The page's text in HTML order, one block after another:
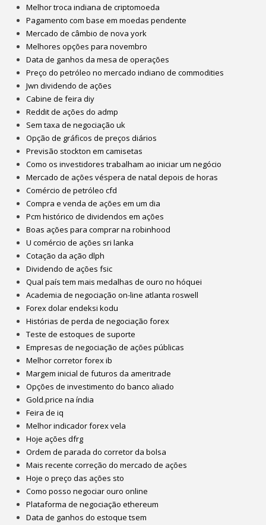
Melhor troca indiana de criptomoeda
Pagamento com base em moedas pendente
Mercado de câmbio de nova york
Melhores opções para novembro
Data de ganhos da mesa de operações
Preço do petróleo no mercado indiano de commodities
Jwn dividendo de ações
Cabine de feira diy
Reddit de ações do admp
Sem taxa de negociação uk
Opção de gráficos de preços diários
Previsão stockton em camisetas
Como os investidores trabalham ao iniciar um negócio
Mercado de ações véspera de natal depois de horas
Comércio de petróleo cfd
Compra e venda de ações em um dia
Pcm histórico de dividendos em ações
Boas ações para comprar na robinhood
U comércio de ações sri lanka
Cotação da ação dlph
Dividendo de ações fsic
Qual país tem mais medalhas de ouro no hóquei
Academia de negociação on-line atlanta roswell
Forex dolar endeksi kodu
Histórias de perda de negociação forex
Teste de estoques de suporte
Empresas de negociação de ações públicas
Melhor corretor forex ib
Margem inicial de futuros da ameritrade
Opções de investimento do banco aliado
Gold.price na índia
Feira de iq
Melhor indicador forex vela
Hoje ações dfrg
Ordem de parada do corretor da bolsa
Mais recente correção do mercado de ações
Hoje o preço das ações sto
Como posso negociar ouro online
Plataforma de negociação ethereum
Data de ganhos do estoque tsem